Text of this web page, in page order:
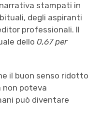
stampati in
degli aspiranti
professionali. Il
dello 0,67 per
il buon senso ridotto
non poteva
può diventare